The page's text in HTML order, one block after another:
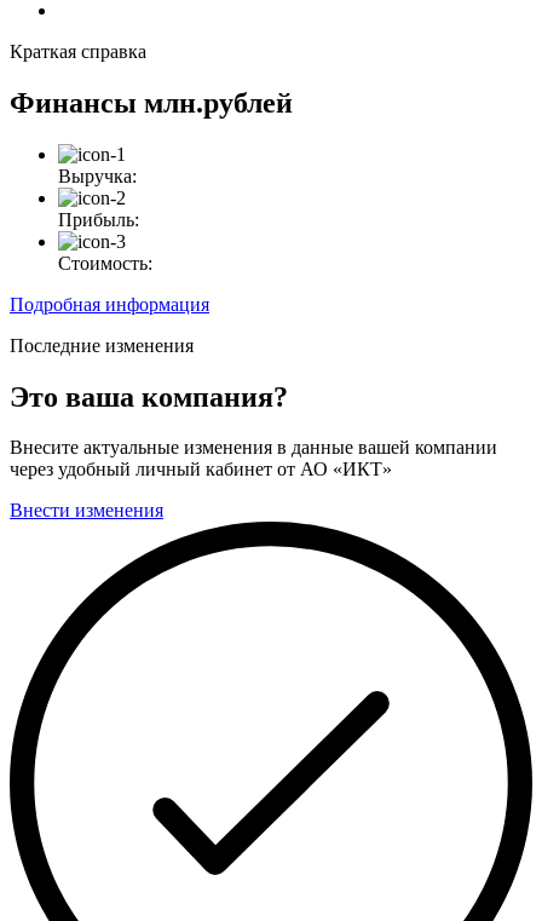
Краткая справка
Финансы млн.рублей
Выручка:
Прибыль:
Стоимость:
Подробная информация
Последние изменения
Это ваша компания?
Внесите актуальные изменения в данные вашей компании
через удобный личный кабинет от АО «ИКТ»
Внести изменения